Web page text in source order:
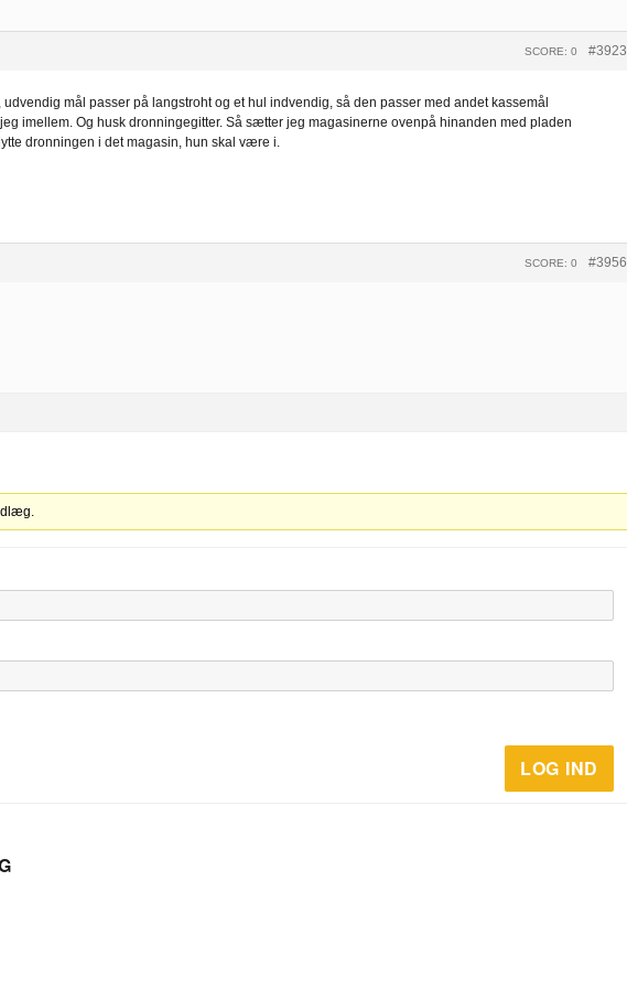
#3923
SCORE: 0
mål passer på langstroht og et hul indvendig, så den passer med andet kassemål
imellem. Og husk dronningegitter. Så sætter jeg magasinerne ovenpå hinanden med pladen
dronningen i det magasin, hun skal være i.
#3956
SCORE: 0
LOG IND